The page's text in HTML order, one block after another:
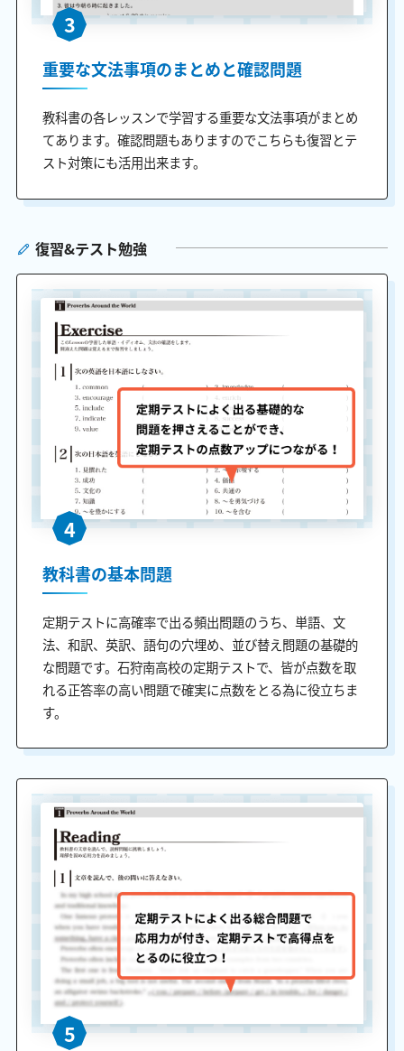
3
重要な文法事項のまとめと確認問題
教科書の各レッスンで学習する重要な文法事項がまとめ
てあります。確認問題もありますのでこちらも復習とテ
スト対策にも活用出来ます。
復習&テスト勉強
4
教科書の基本問題
定期テストに高確率で出る頻出問題のうち、単語、文
法、和訳、英訳、語句の穴埋め、並び替え問題の基礎的
な問題です。石狩南高校の定期テストで、皆が点数を取
れる正答率の高い問題で確実に点数をとる為に役立ちま
す。
5